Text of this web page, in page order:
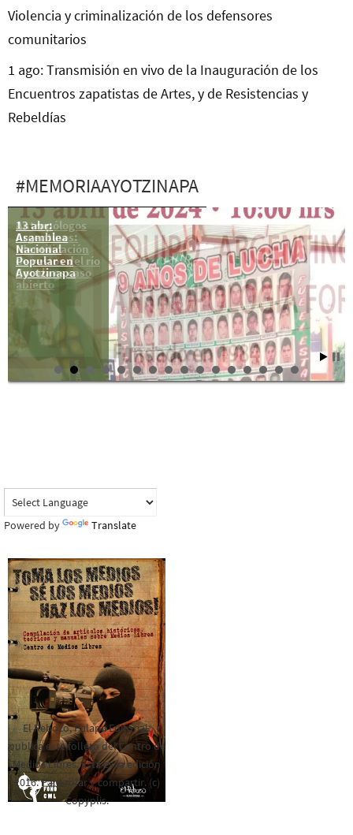
Violencia y criminalización de los defensores
comunitarios
1 ago: Transmisión en vivo de la Inauguración de los
Encuentros zapatistas de Artes, y de Resistencias y
Rebeldías
#MEMORIAAYOTZINAPA
13 abr:
Asamblea
Nacional
Popular en
Ayotzinapa
Antropólogos
Argentinos:
Identificación
de restos del río
Cocula es caso
abierto
Powered by Translate
El Rebozo, Palapa Editorial,
publica este folleto del Centro de
Medios Libres. Esta es la edición
2016. Para rolar y compartir. (c)
Copyplis.